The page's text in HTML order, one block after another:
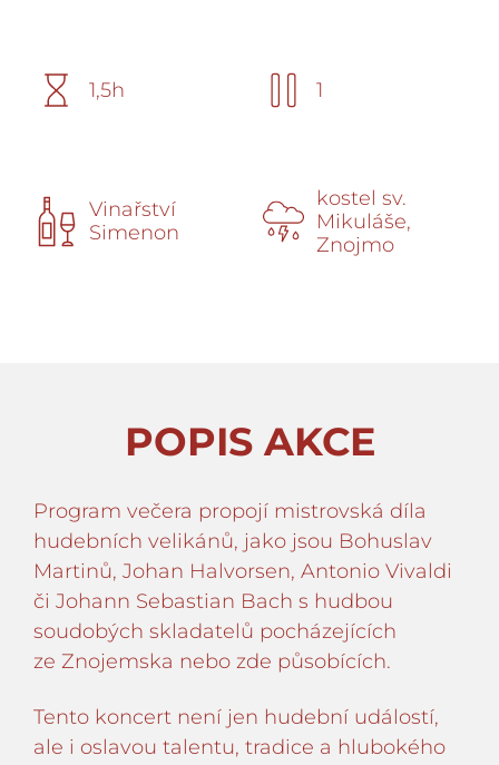
1,5h 1
Vinařství
Simenon
kostel sv.
Mikuláše,
Znojmo
POPIS AKCE
Program večera propojí mistrovská díla
hudebních velikánů, jako jsou Bohuslav
Martinů, Johan Halvorsen, Antonio Vivaldi
či Johann Sebastian Bach s hudbou
soudobých skladatelů pocházejících
ze Znojemska nebo zde působících.
Tento koncert není jen hudební událostí,
ale i oslavou talentu, tradice a hlubokého